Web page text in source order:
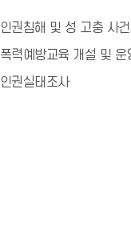
인권침해 및 성 고충 사
폭력예방교육 개설 및 운
인권실태조사